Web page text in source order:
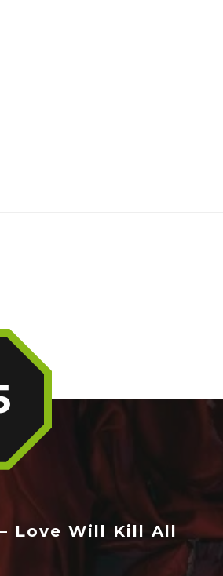
– Love Will Kill All